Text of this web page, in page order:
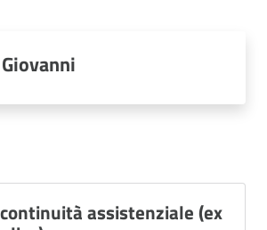
assistenziale (ex